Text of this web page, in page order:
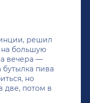
решил
на большую
вечера —
пива
но
две, потом в
почти